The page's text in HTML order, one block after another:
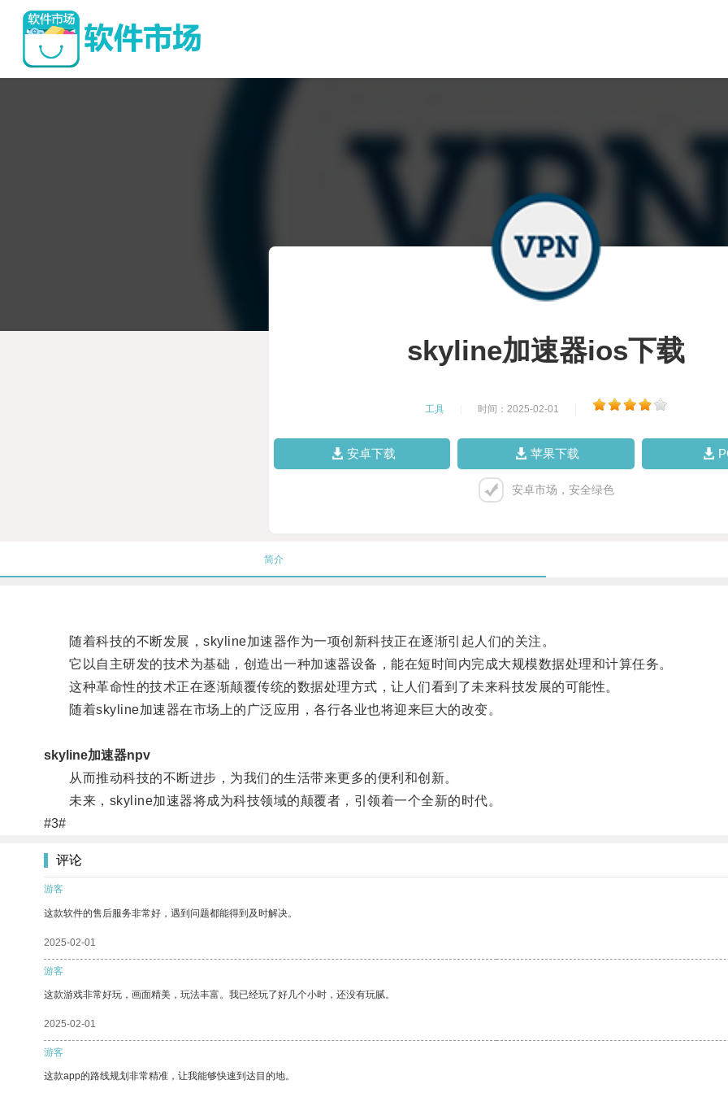
skyline加速器ios下载
工具 时间：2025-02-01
安卓下载 苹果下载
安卓市场，安全绿色
简介
随着科技的不断发展，skyline加速器作为一项创新科技正在逐渐引起人们的关注。
它以自主研发的技术为基础，创造出一种加速器设备，能在短时间内完成大规模数据处理和计算任务。
这种革命性的技术正在逐渐颠覆传统的数据处理方式，让人们看到了未来科技发展的可能性。
随着skyline加速器在市场上的广泛应用，各行各业也将迎来巨大的改变。
skyline加速器npv
从而推动科技的不断进步，为我们的生活带来更多的便利和创新。
未来，skyline加速器将成为科技领域的颠覆者，引领着一个全新的时代。
#3#
评论
游客
这款软件的售后服务非常好，遇到问题都能得到及时解决。
2025-02-01
游客
这款游戏非常好玩，画面精美，玩法丰富。我已经玩了好几个小时，还没有玩腻。
2025-02-01
游客
这款app的路线规划非常精准，让我能够快速到达目的地。